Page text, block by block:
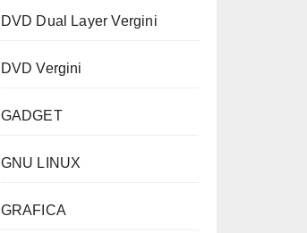
DVD Dual Layer Vergini
DVD Vergini
GADGET
GNU LINUX
GRAFICA